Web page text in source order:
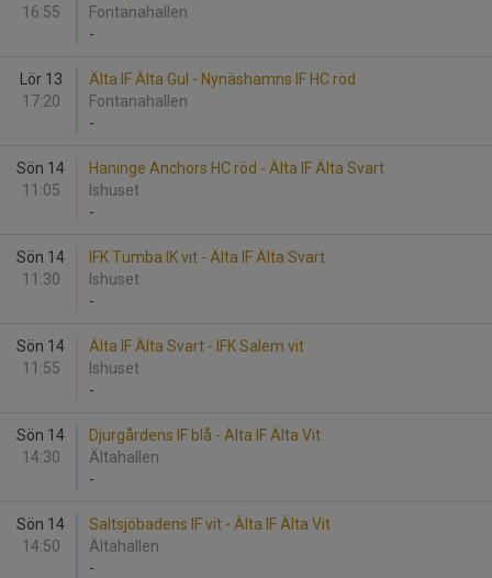
16:55
Fontanahallen
-
Lör 13
17:20
Älta IF Älta Gul - Nynäshamns IF HC röd
Fontanahallen
-
Sön 14
11:05
Haninge Anchors HC röd - Älta IF Älta Svart
Ishuset
-
Sön 14
11:30
IFK Tumba IK vit - Älta IF Älta Svart
Ishuset
-
Sön 14
11:55
Älta IF Älta Svart - IFK Salem vit
Ishuset
-
Sön 14
14:30
Djurgårdens IF blå - Älta IF Älta Vit
Ältahallen
-
Sön 14
14:50
Saltsjöbadens IF vit - Älta IF Älta Vit
Ältahallen
-